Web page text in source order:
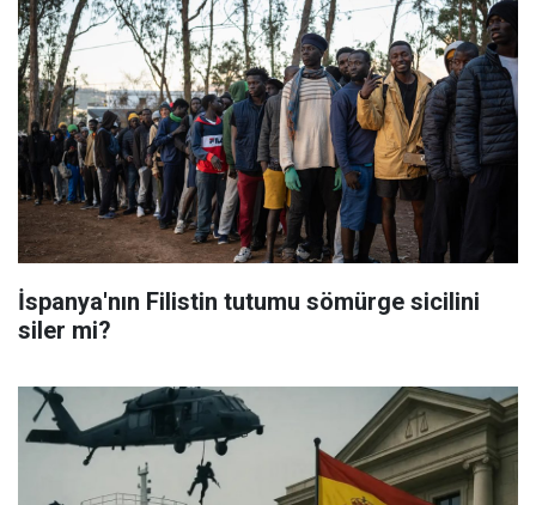
İspanya'nın Filistin tutumu sömürge sicilini
siler mi?